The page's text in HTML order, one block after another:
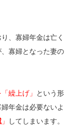
、寡婦年金は亡く
寡婦となった妻の
繰上げ」
という形
年金は必要ないよ
」 してしまいます。